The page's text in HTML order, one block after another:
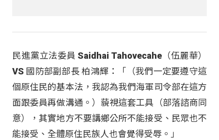
民進黨立法委員 Saidhai Tahovecahe（伍麗華）
VS 國防部副部長 柏鴻輝：「（我們一定要遵守這
個原住民的基本法，我認為我們海軍司令部在這方
面跟委員再做溝通。）藐視這套工具（部落諮商同
意），其實地方不要講鄉公所不能接受、民眾也不
能接受、全體原住民族人也會覺得受辱。」